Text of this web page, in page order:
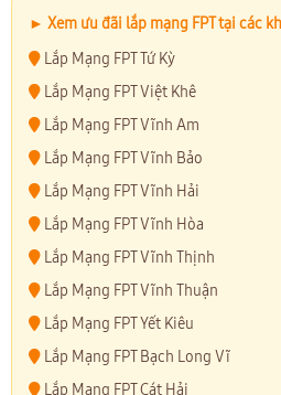
► Xem ưu đãi lắp mạng FPT tại các
Lắp Mạng FPT Tứ Kỳ
Lắp Mạng FPT Việt Khê
Lắp Mạng FPT Vĩnh Am
Lắp Mạng FPT Vĩnh Bảo
Lắp Mạng FPT Vĩnh Hải
Lắp Mạng FPT Vĩnh Hòa
Lắp Mạng FPT Vĩnh Thịnh
Lắp Mạng FPT Vĩnh Thuận
Lắp Mạng FPT Yết Kiêu
Lắp Mạng FPT Bạch Long Vĩ
Lắp Mạng FPT Cát Hải